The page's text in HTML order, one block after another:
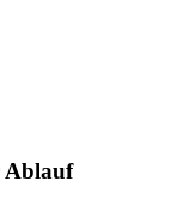
Ablauf